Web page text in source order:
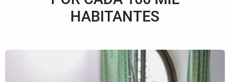
HABITANTES